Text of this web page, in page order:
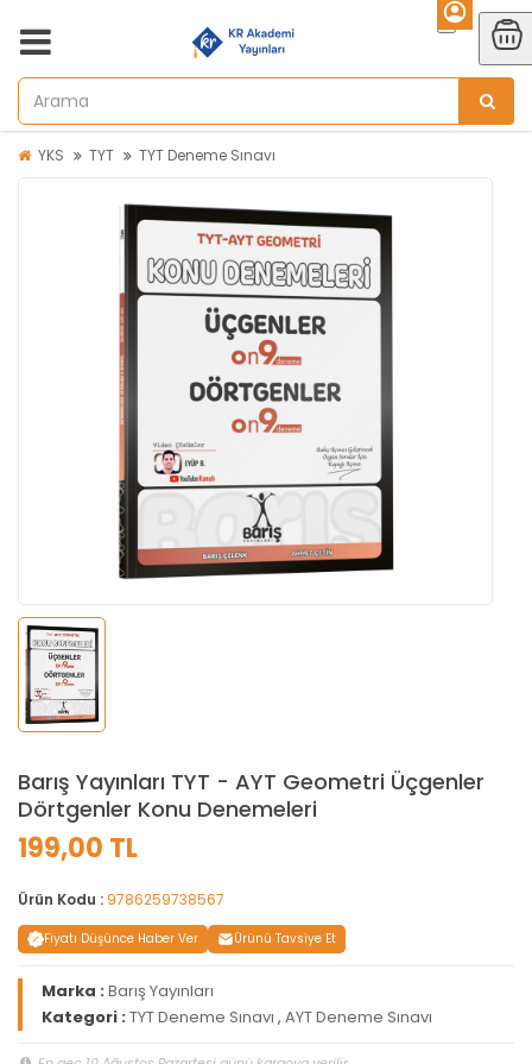
YKS TYT TYT Deneme Sınavı
Barış Yayınları TYT - AYT Geometri Üçgenler
Dörtgenler Konu Denemeleri
199,00 TL
Ürün Kodu : 9786259738567
Fiyatı Düşünce Haber Ver Ürünü Tavsiye Et
Marka :Barış Yayınları
Kategori :TYT Deneme Sınavı , AYT Deneme Sınavı